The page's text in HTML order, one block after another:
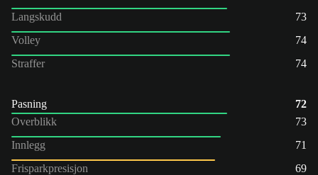
Langskudd
73
Volley
74
Straffer
74
Pasning
72
Overblikk
73
Innlegg
71
Frisparkpresisjon
69